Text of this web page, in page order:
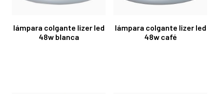
lámpara colgante lizer led
48w blanca
lámpara colgante lizer led
48w café